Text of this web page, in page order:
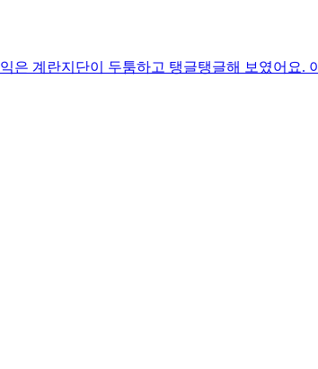
계란지단이 두툼하고 탱글탱글해 보였어요.